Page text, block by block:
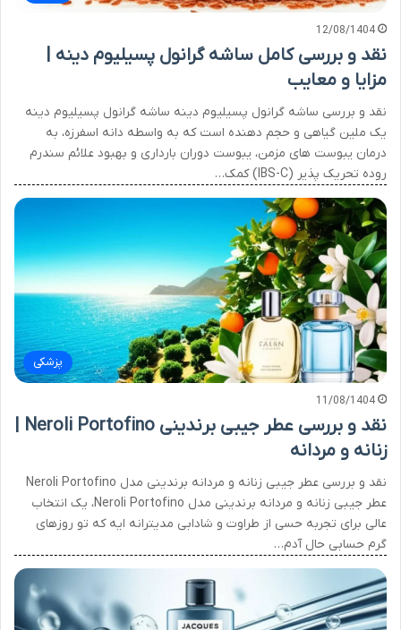
12/08/1404
نقد و بررسی کامل ساشه گرانول پسیلیوم دینه |
مزایا و معایب
نقد و بررسی ساشه گرانول پسیلیوم دینه ساشه گرانول پسیلیوم دینه
یک ملین گیاهی و حجم دهنده است که به واسطه دانه اسفرزه، به
درمان یبوست های مزمن، یبوست دوران بارداری و بهبود علائم سندرم
روده تحریک پذیر (IBS-C) کمک…
پزشکی
11/08/1404
زنانه و مردانه
نقد و بررسی عطر جیبی زنانه و مردانه برندینی مدل Neroli Portofino
عطر جیبی زنانه و مردانه برندینی مدل Neroli Portofino، یک انتخاب
عالی برای تجربه حسی از طراوت و شادابی مدیترانه ایه که تو روزهای
گرم حسابی حال آدم…